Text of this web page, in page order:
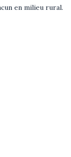
en milieu rural.